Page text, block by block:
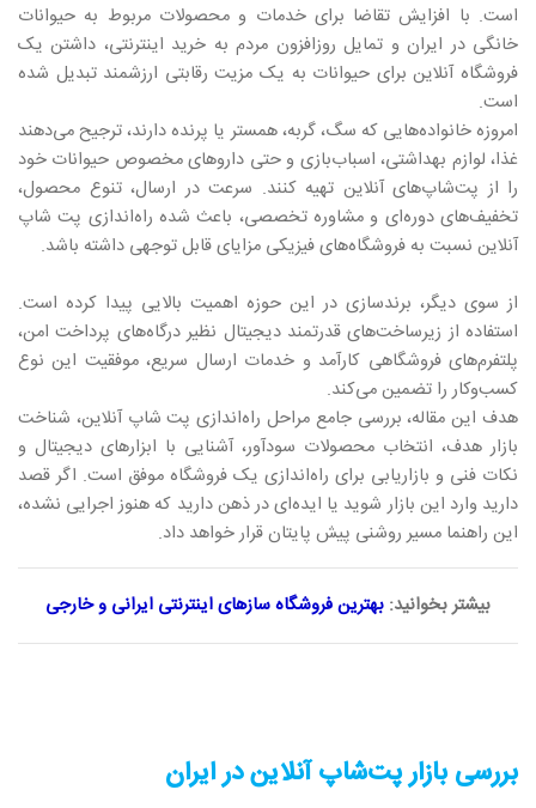
است. با افزایش تقاضا برای خدمات و محصولات مربوط به حیوانات
خانگی در ایران و تمایل روزافزون مردم به خرید اینترنتی، داشتن یک
فروشگاه آنلاین برای حیوانات به یک مزیت رقابتی ارزشمند تبدیل شده
است.
امروزه خانواده‌هایی که سگ، گربه، همستر یا پرنده دارند، ترجیح می‌دهند
غذا، لوازم بهداشتی، اسباب‌بازی و حتی داروهای مخصوص حیوانات خود
را از پت‌شاپ‌های آنلاین تهیه کنند. سرعت در ارسال، تنوع محصول،
تخفیف‌های دوره‌ای و مشاوره تخصصی، باعث شده راه‌اندازی پت شاپ
آنلاین نسبت به فروشگاه‌های فیزیکی مزایای قابل توجهی داشته باشد.
از سوی دیگر، برندسازی در این حوزه اهمیت بالایی پیدا کرده است.
استفاده از زیرساخت‌های قدرتمند دیجیتال نظیر درگاه‌های پرداخت امن،
پلتفرم‌های فروشگاهی کارآمد و خدمات ارسال سریع، موفقیت این نوع
کسب‌وکار را تضمین می‌کند.
هدف این مقاله، بررسی جامع مراحل راه‌اندازی پت شاپ آنلاین، شناخت
بازار هدف، انتخاب محصولات سودآور، آشنایی با ابزارهای دیجیتال و
نکات فنی و بازاریابی برای راه‌اندازی یک فروشگاه موفق است. اگر قصد
دارید وارد این بازار شوید یا ایده‌ای در ذهن دارید که هنوز اجرایی نشده،
این راهنما مسیر روشنی پیش پایتان قرار خواهد داد.
بیشتر بخوانید: بهترین فروشگاه سازهای اینترنتی ایرانی و خارجی
بررسی بازار پت‌شاپ آنلاین در ایران